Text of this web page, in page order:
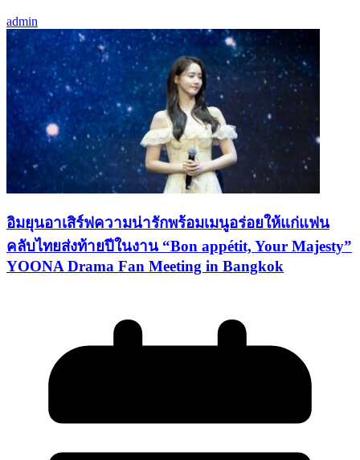
admin
อิมยุนอาเสิร์ฟความน่ารักพร้อมเมนูอร่อยให้แก่แฟน
คลับไทยส่งท้ายปีในงาน “Bon appétit, Your Majesty”
YOONA Drama Fan Meeting in Bangkok